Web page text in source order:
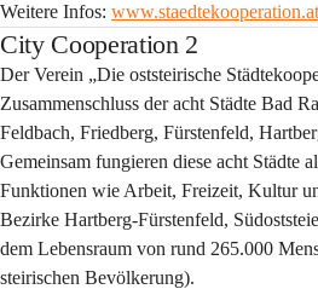
Weitere Infos: www.staedtekooperation.at
City Cooperation 2
Der Verein „Die oststeirische
Zusammenschluss der acht Städte Bad
Feldbach, Friedberg, Fürstenfeld,
Gemeinsam fungieren diese acht Städte
Funktionen wie Arbeit, Freizeit, Kultur
Bezirke Hartberg-Fürstenfeld,
dem Lebensraum von rund 265.000
steirischen Bevölkerung).